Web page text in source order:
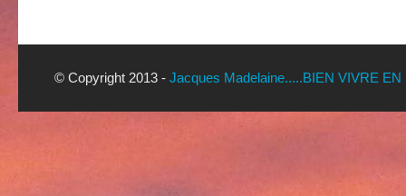
© Copyright 2013 - Jacques Madelaine.....BIEN VIVRE EN